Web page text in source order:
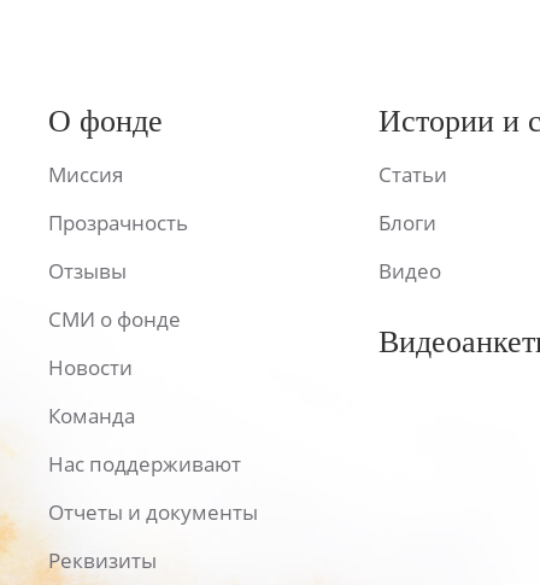
О фонде
Миссия
Прозрачность
Отзывы
СМИ о фонде
Новости
Команда
Нас поддерживают
Отчеты и документы
Реквизиты
Истории и
Статьи
Блоги
Видео